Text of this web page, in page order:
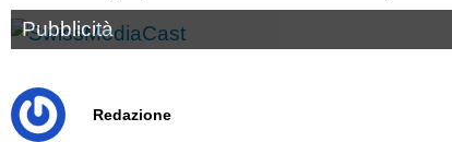
Pubblicità
Redazione